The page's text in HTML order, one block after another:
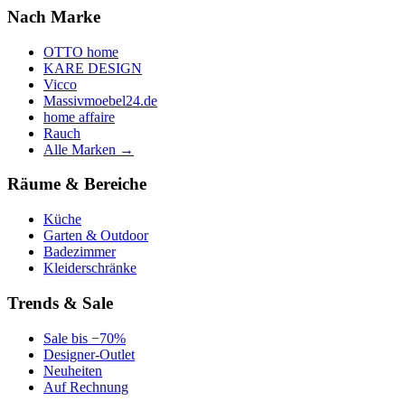
Nach Marke
OTTO home
KARE DESIGN
Vicco
Massivmoebel24.de
home affaire
Rauch
Alle Marken →
Räume & Bereiche
Küche
Garten & Outdoor
Badezimmer
Kleiderschränke
Trends & Sale
Sale bis −70%
Designer-Outlet
Neuheiten
Auf Rechnung